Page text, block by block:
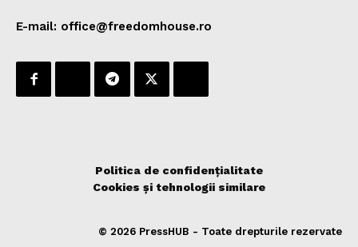
E-mail: office@freedomhouse.ro
Politica de confidențialitate
Cookies și tehnologii similare
© 2026 PressHUB - Toate drepturile rezervate